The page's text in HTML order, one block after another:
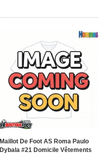
Maillot De Foot AS Roma Paulo
Dybala #21 Domicile Vêtements